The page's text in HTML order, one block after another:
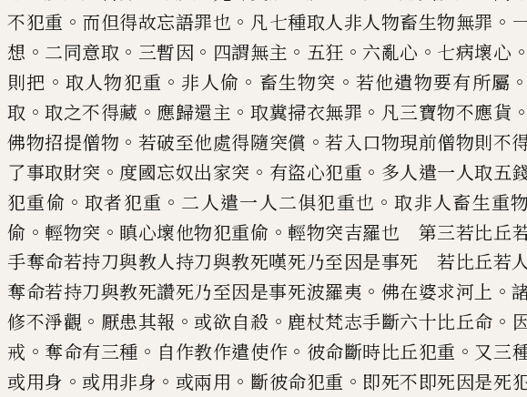
不犯重 。 而但得故忘語罪也 。 凡七種取人非人物畜生物無罪 。
想 。 二同意取 。 三暫因 。 四謂無主 。 五狂 。 六亂心 。 七病壞心 。
則把 。 取人物犯重 。 非人偷 。 畜生物突 。 若他遺物要有所屬
取 。取之不得藏 。 應歸還主 。取糞掃衣無罪 。 凡三寶物不應貨
佛物招提僧物 。 若破至他處得隨突償 。若入口物現前僧物則不
了事取財突 。 度國忘奴出家突 。 有盜心犯重 。 多人遣一人取五
犯重偷 。取者犯重 。 二人遣一人二俱犯重也 。取非人畜生重
偷 。輕物突 。 瞋心壞他物犯重偷 。輕物突吉羅也 第三若比丘
手奪命若持刀與教人持刀與教死嘆死乃至因是事死 若比丘若
奪命若持刀與教死讚死乃至因是事死波羅夷 。 佛在婆求河上 。
修不淨觀 。 厭患其報 。 或欲自殺 。 鹿杖梵志手斷六十比丘命 。
戒 。 奪命有三種 。 自作教作遣使作 。 彼命斷時比丘犯重 。 又三
或用身 。 或用非身 。 或兩用 。 斷彼命犯重 。 即死不即死因是死